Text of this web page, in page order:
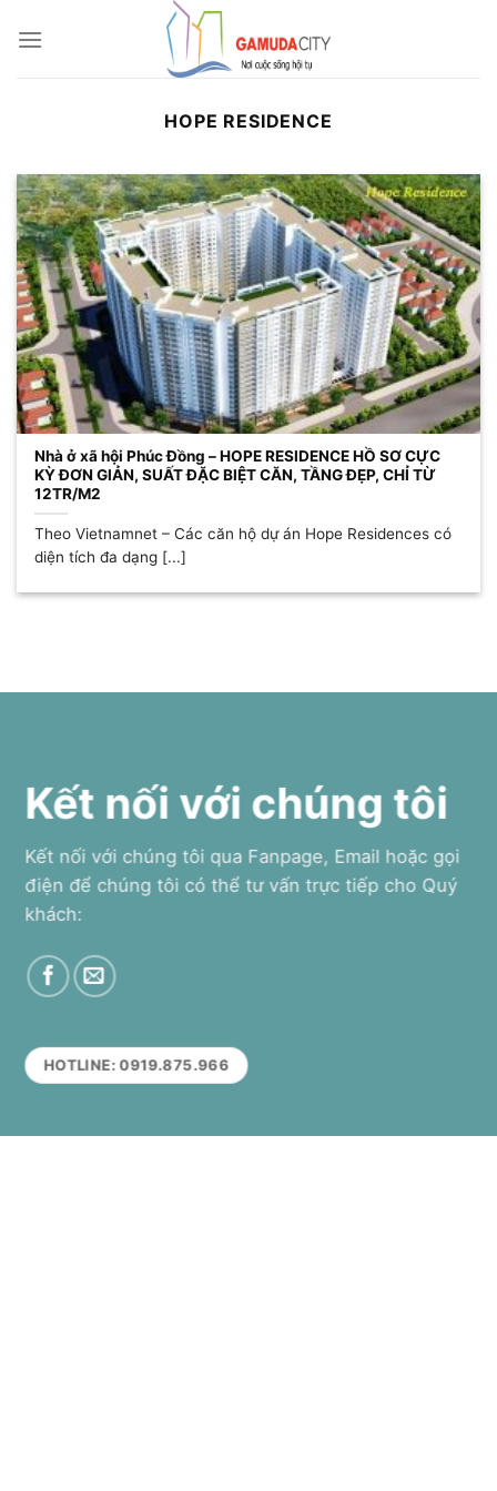
qua
HOPE RESIDENCE
Nhà ở xã hội Phúc Đồng – HOPE RESIDENCE HỒ SƠ CỰC
KỲ ĐƠN GIẢN, SUẤT ĐẶC BIỆT CĂN, TẦNG ĐẸP, CHỈ TỪ
12TR/M2
Theo Vietnamnet – Các căn hộ dự án Hope Residences có
diện tích đa dạng [...]
Kết nối với chúng tôi
Kết nối với chúng tôi qua Fanpage, Email hoặc gọi
điện để chúng tôi có thể tư vấn trực tiếp cho Quý
khách:
HOTLINE: 0919.875.966